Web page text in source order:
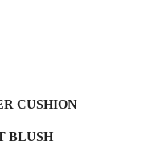
CUSHION
BLUSH